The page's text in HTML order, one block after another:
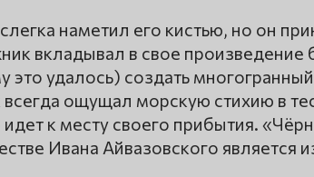
наметил его кистью, но он
вкладывал в свое
это удалось) создать
ощущал морскую стихию в
идет к месту своего прибытия.
Ивана Айвазовского является